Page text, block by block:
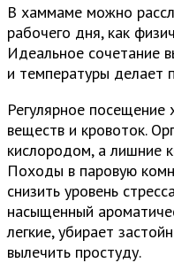
В хаммаме можно
рабочего дня, как
Идеальное сочетание
и температуры делает
Регулярное
веществ и кровоток.
кислородом, а лишние
Походы в паровую
снизить уровень
насыщенный
легкие, убирает
вылечить простуду.